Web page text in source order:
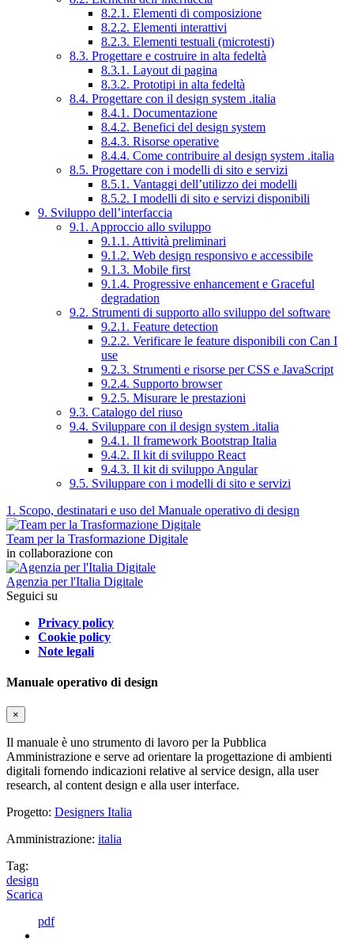
8.2.1. Elementi di composizione
8.2.2. Elementi interattivi
8.2.3. Elementi testuali (microtesti)
8.3. Progettare e costruire in alta fedeltà
8.3.1. Layout di pagina
8.3.2. Prototipi in alta fedeltà
8.4. Progettare con il design system .italia
8.4.1. Documentazione
8.4.2. Benefici del design system
8.4.3. Risorse operative
8.4.4. Come contribuire al design system .italia
8.5. Progettare con i modelli di sito e servizi
8.5.1. Vantaggi dell’utilizzo dei modelli
8.5.2. I modelli di sito e servizi disponibili
9. Sviluppo dell’interfaccia
9.1. Approccio allo sviluppo
9.1.1. Attività preliminari
9.1.2. Web design responsivo e accessibile
9.1.3. Mobile first
9.1.4. Progressive enhancement e Graceful
degradation
9.2. Strumenti di supporto allo sviluppo del software
9.2.1. Feature detection
9.2.2. Verificare le feature disponibili con Can I
use
9.2.3. Strumenti e risorse per CSS e JavaScript
9.2.4. Supporto browser
9.2.5. Misurare le prestazioni
9.3. Catalogo del riuso
9.4. Sviluppare con il design system .italia
9.4.1. Il framework Bootstrap Italia
9.4.2. Il kit di sviluppo React
9.4.3. Il kit di sviluppo Angular
9.5. Sviluppare con i modelli di sito e servizi
1. Scopo, destinatari e uso del Manuale operativo di design
Team per la Trasformazione Digitale
in collaborazione con
Agenzia per l'Italia Digitale
Seguici su
Privacy policy
Cookie policy
Note legali
Manuale operativo di design
×
Il manuale è uno strumento di lavoro per la Pubblica
Amministrazione e serve ad orientare la progettazione di ambienti
digitali fornendo indicazioni relative al service design, alla user
research, al content design e alla user interface.
Progetto: Designers Italia
Amministrazione: italia
Tag:
design
Scarica
pdf